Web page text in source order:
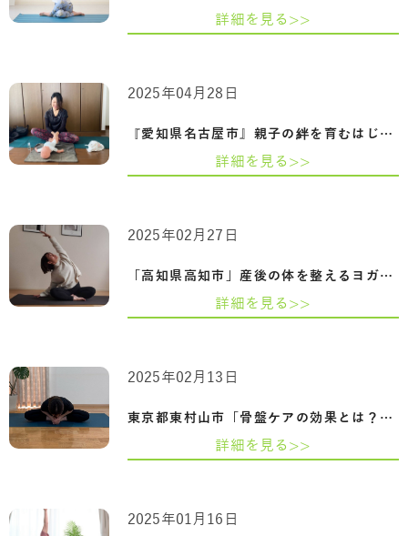
詳細を見る>>
『愛知県名古屋市』親子の絆を育むはじめ…
2025年04月28日
詳細を見る>>
「高知県高知市」産後の体を整えるヨガ-骨…
2025年02月27日
詳細を見る>>
東京都東村山市「骨盤ケアの効果とは？姿…
2025年02月13日
詳細を見る>>
2025年01月16日